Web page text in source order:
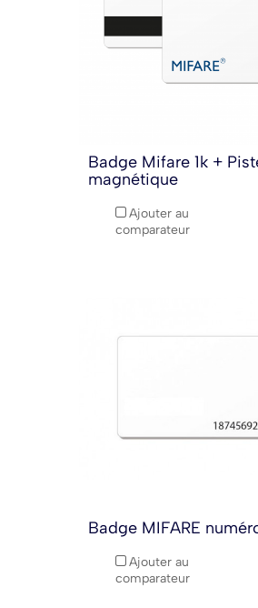
Badge Mifare 1k +
magnétique
Ajouter au
comparateur
Badge MIFARE
Ajouter au
comparateur